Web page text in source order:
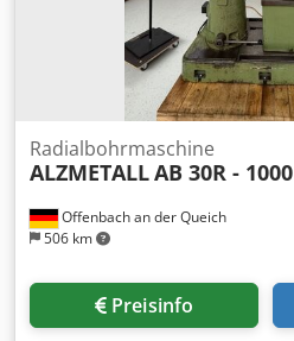
Offenbach an der Queich
506 km
Radialbohrmaschine
ALZMETALLAB 30R - 1000
Preisinfo